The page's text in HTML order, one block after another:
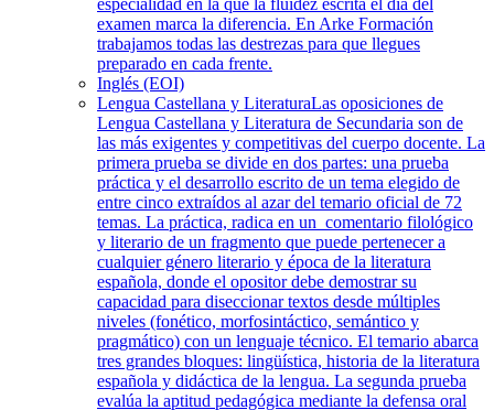
especialidad en la que la fluidez escrita el día del
examen marca la diferencia. En Arke Formación
trabajamos todas las destrezas para que llegues
preparado en cada frente.
Inglés (EOI)
Lengua Castellana y LiteraturaLas oposiciones de
Lengua Castellana y Literatura de Secundaria son de
las más exigentes y competitivas del cuerpo docente. La
primera prueba se divide en dos partes: una prueba
práctica y el desarrollo escrito de un tema elegido de
entre cinco extraídos al azar del temario oficial de 72
temas. La práctica, radica en un comentario filológico
y literario de un fragmento que puede pertenecer a
cualquier género literario y época de la literatura
española, donde el opositor debe demostrar su
capacidad para diseccionar textos desde múltiples
niveles (fonético, morfosintáctico, semántico y
pragmático) con un lenguaje técnico. El temario abarca
tres grandes bloques: lingüística, historia de la literatura
española y didáctica de la lengua. La segunda prueba
evalúa la aptitud pedagógica mediante la defensa oral